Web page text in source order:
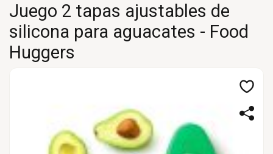
Juego 2 tapas ajustables de
silicona para aguacates - Food
Huggers